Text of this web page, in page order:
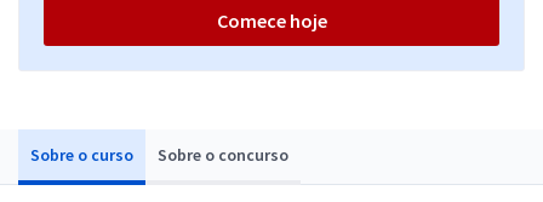
Sobre o curso Sobre o concurso
Comece hoje